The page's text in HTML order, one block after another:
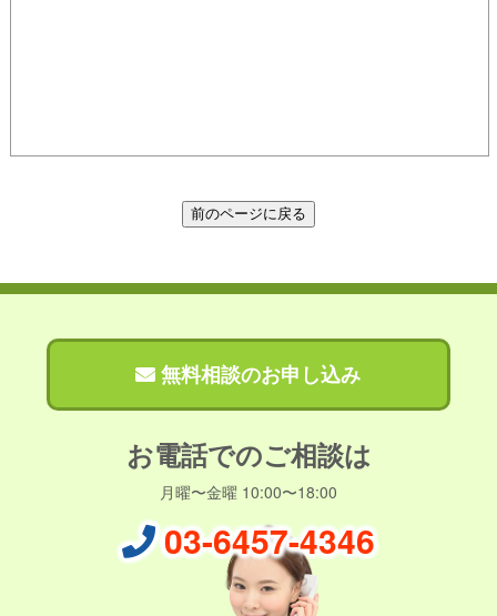
無料相談のお申し込み
お電話でのご相談は
月曜〜金曜 10:00〜18:00
03-6457-4346